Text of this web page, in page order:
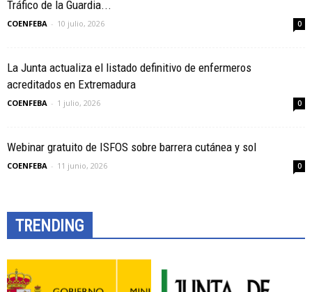
Tráfico de la Guardia...
COENFEBA - 10 julio, 2026 0
La Junta actualiza el listado definitivo de enfermeros
acreditados en Extremadura
COENFEBA - 1 julio, 2026 0
Webinar gratuito de ISFOS sobre barrera cutánea y sol
COENFEBA - 11 junio, 2026 0
TRENDING